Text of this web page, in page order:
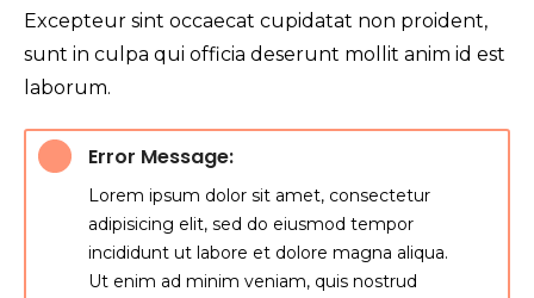
Excepteur sint occaecat cupidatat non proident,
sunt in culpa qui officia deserunt mollit anim id est
laborum.
Error Message:
Lorem ipsum dolor sit amet, consectetur
adipisicing elit, sed do eiusmod tempor
incididunt ut labore et dolore magna aliqua.
Ut enim ad minim veniam, quis nostrud